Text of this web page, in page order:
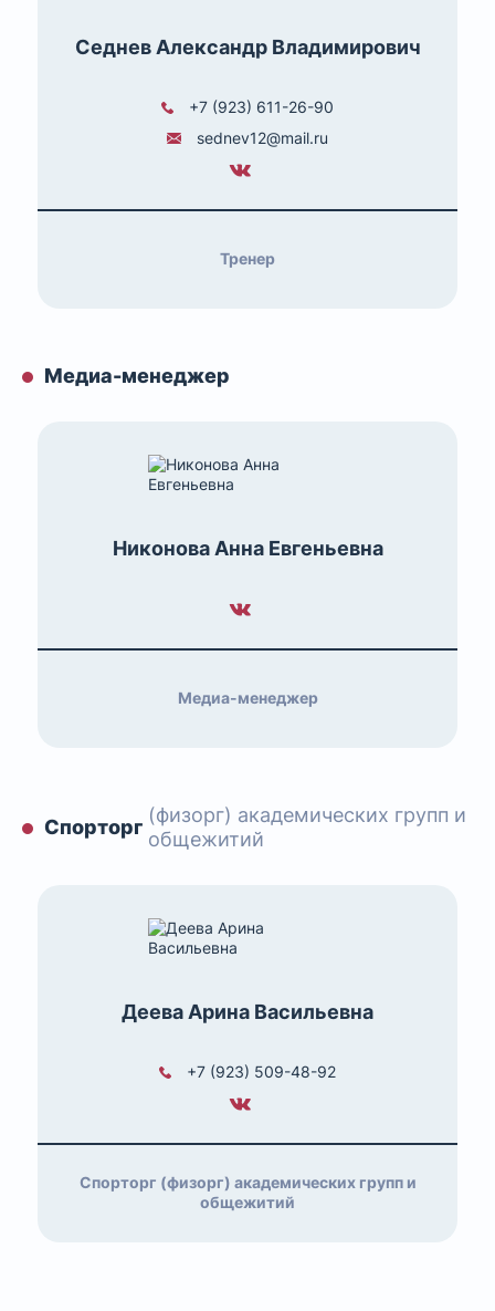
Седнев Александр Владимирович
+7 (923) 611-26-90
sednev12@mail.ru
Тренер
Медиа-менеджер
Никонова Анна Евгеньевна
Медиа-менеджер
Спорторг
(физорг) академических групп и
общежитий
Деева Арина Васильевна
+7 (923) 509-48-92
Спорторг (физорг) академических групп и
общежитий